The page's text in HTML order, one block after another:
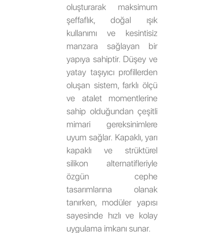
oluşturarak maksimum
şeffaflık, doğal ışık
kullanımı ve kesintisiz
manzara sağlayan bir
yapıya sahiptir. Düşey ve
yatay taşıyıcı profillerden
oluşan sistem, farklı ölçü
ve atalet momentlerine
sahip olduğundan çeşitli
mimari gereksinimlere
uyum sağlar. Kapaklı, yarı
kapaklı ve strüktürel
silikon alternatifleriyle
özgün cephe
tasarımlarına olanak
tanırken, modüler yapısı
sayesinde hızlı ve kolay
uygulama imkanı sunar.